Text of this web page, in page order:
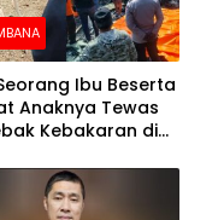
Ibu Beserta
Anaknya Tewas
Kebakaran di